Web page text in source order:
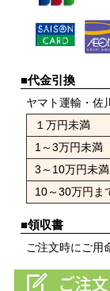
■代金引換
ヤマト運輸・佐
１万円未満
1～3万円未満
3～10万円未満
10～30万円ま
■領収書
ご注文時にご用